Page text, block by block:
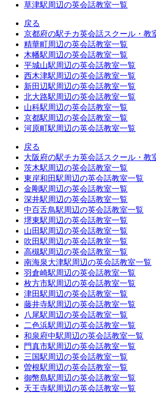
草津駅周辺の英会話教室一覧
戻る
京都府の駅チカ英会話スクール・教
精華町周辺の英会話教室一覧
木幡駅周辺の英会話教室一覧
平城山駅周辺の英会話教室一覧
西木津駅周辺の英会話教室一覧
新田辺駅周辺の英会話教室一覧
北大路駅周辺の英会話教室一覧
山科駅周辺の英会話教室一覧
京都駅周辺の英会話教室一覧
河原町駅周辺の英会話教室一覧
戻る
大阪府の駅チカ英会話スクール・教
茨木駅周辺の英会話教室一覧
東岸和田駅周辺の英会話教室一覧
金剛駅周辺の英会話教室一覧
深井駅周辺の英会話教室一覧
中百舌鳥駅周辺の英会話教室一覧
堺東駅周辺の英会話教室一覧
山田駅周辺の英会話教室一覧
吹田駅周辺の英会話教室一覧
高槻駅周辺の英会話教室一覧
南海泉大津駅周辺の英会話教室一覧
羽倉崎駅周辺の英会話教室一覧
枚方市駅周辺の英会話教室一覧
津田駅周辺の英会話教室一覧
藤井寺駅周辺の英会話教室一覧
八尾駅周辺の英会話教室一覧
二色浜駅周辺の英会話教室一覧
和泉府中駅周辺の英会話教室一覧
門真市駅周辺の英会話教室一覧
三国駅周辺の英会話教室一覧
曽根駅周辺の英会話教室一覧
御幣島駅周辺の英会話教室一覧
天王寺駅周辺の英会話教室一覧